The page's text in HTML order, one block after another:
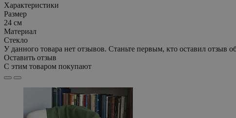
Характеристики
Размер
24 см
Материал
Стекло
У данного товара нет отзывов. Станьте первым, кто оставил отзыв
Оставить отзыв
С этим товаром покупают